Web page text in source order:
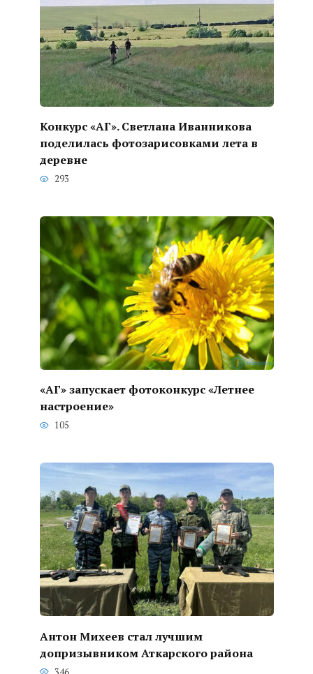
Конкурс «АГ». Светлана Иванникова
поделилась фотозарисовками лета в
деревне
293
«АГ» запускает фотоконкурс «Летнее
настроение»
105
Антон Михеев стал лучшим
допризывником Аткарского района